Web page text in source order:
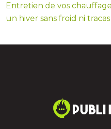
Entretien de vos
un hiver sans froid ni tracas